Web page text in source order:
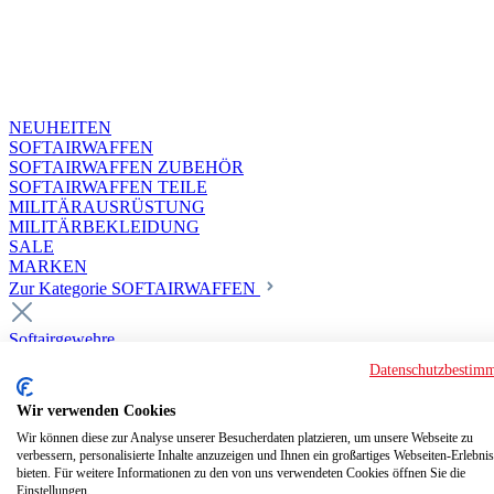
NEUHEITEN
SOFTAIRWAFFEN
SOFTAIRWAFFEN ZUBEHÖR
SOFTAIRWAFFEN TEILE
MILITÄRAUSRÜSTUNG
MILITÄRBEKLEIDUNG
SALE
MARKEN
Zur Kategorie SOFTAIRWAFFEN
Softairgewehre
Deluxe Custom Guns ab 18
Softair elektrisch ab 18
Softair elektrisch ab 14
Softair gasbetrieben ab 18
Softair HPA Luftdruck ab 18
Historische Softairwaffen
Wir verwenden Cookies
Wir können diese zur Analyse unserer Besucherdaten platzieren, um unsere Webseite zu
verbessern, personalisierte Inhalte anzuzeigen und Ihnen ein großartiges Webseiten-
bieten. Für weitere Informationen zu den von uns verwendeten Cookies öffnen Sie die
Einstellungen.